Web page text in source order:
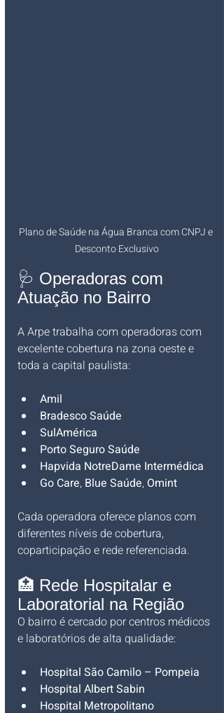
Plano de Saúde na Água Branca com CNPJ e
Desconto Exclusivo
🩺 Operadoras com
Atuação no Bairro
A Arpe trabalha com operadoras com
excelente cobertura na zona oeste e
toda a capital paulista:
Amil
Bradesco Saúde
SulAmérica
Porto Seguro Saúde
Hapvida NotreDame Intermédica
Go Care, Blue Saúde, Omint
Cada operadora oferece planos com
diferentes níveis de cobertura,
coparticipação e rede referenciada.
🏥 Rede Hospitalar e
Laboratorial na Região
O bairro é cercado por centros médicos
e laboratórios de alta qualidade:
Hospital São Camilo – Pompeia
Hospital Albert Sabin
Hospital Metropolitano